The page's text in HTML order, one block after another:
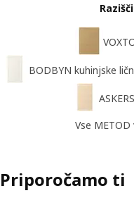
BODBYN kuhinjske
Vse
Priporočamo ti